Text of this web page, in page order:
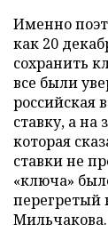
Именно
как 20
сохранить
все были
российская
ставку, а на
которая
ставки не
«ключа»
перегретый
Мильчакова.